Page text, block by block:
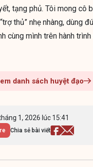
tạng phủ. Tôi mong cô
thủ” nhẹ nhàng, dùng
cùng mình trên hành
danh sách huyệt đạo
1, 2026 lúc 15:41
Chia sẻ bài viết